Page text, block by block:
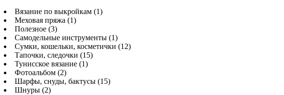
Вязание по выкройкам (1)
Меховая пряжа (1)
Полезное (3)
Самодельные инструменты (1)
Сумки, кошельки, косметички (12)
Тапочки, следочки (15)
Тунисское вязание (1)
Фотоальбом (2)
Шарфы, снуды, бактусы (15)
Шнуры (2)